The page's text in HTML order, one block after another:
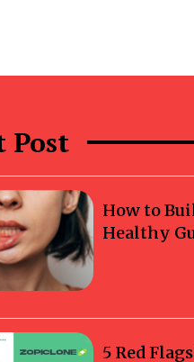
Post
How to
Healthy
5 Red